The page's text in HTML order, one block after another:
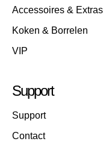
Accessoires & Extras
Koken & Borrelen
VIP
Support
Support
Contact